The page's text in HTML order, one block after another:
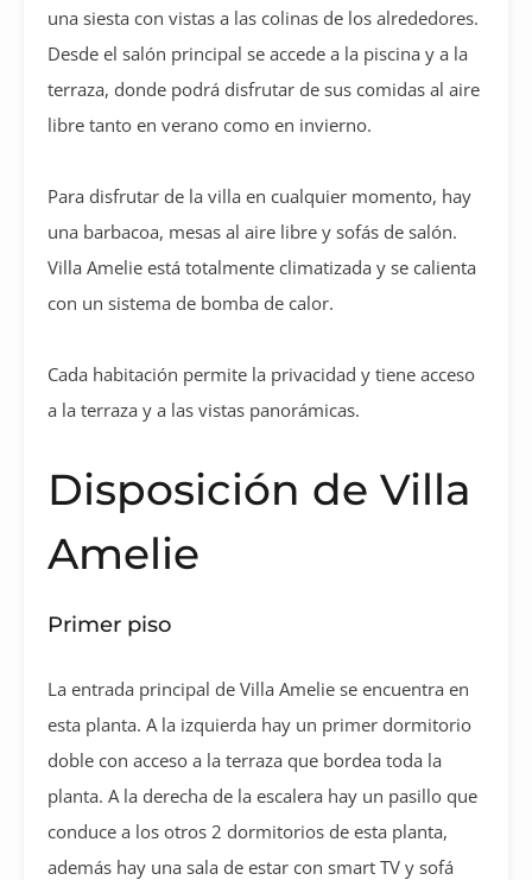
una siesta con vistas a las colinas de los alrededores.
Desde el salón principal se accede a la piscina y a la
terraza, donde podrá disfrutar de sus comidas al aire
libre tanto en verano como en invierno.
Para disfrutar de la villa en cualquier momento, hay
una barbacoa, mesas al aire libre y sofás de salón.
Villa Amelie está totalmente climatizada y se calienta
con un sistema de bomba de calor.
Cada habitación permite la privacidad y tiene acceso
a la terraza y a las vistas panorámicas.
Disposición de Villa
Amelie
Primer piso
La entrada principal de Villa Amelie se encuentra en
esta planta. A la izquierda hay un primer dormitorio
doble con acceso a la terraza que bordea toda la
planta. A la derecha de la escalera hay un pasillo que
conduce a los otros 2 dormitorios de esta planta,
además hay una sala de estar con smart TV y sofá